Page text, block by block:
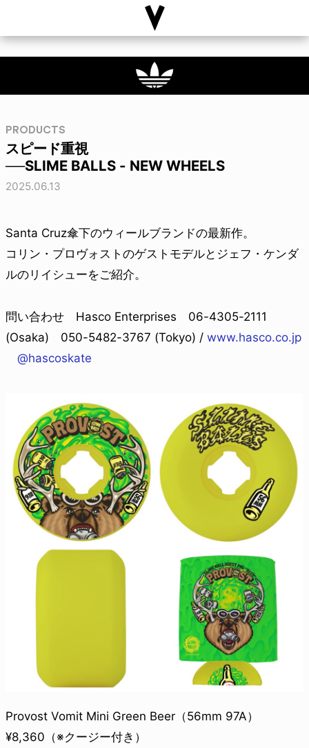
PRODUCTS
スピード重視
──SLIME BALLS - NEW WHEELS
2025.06.13
Santa Cruz傘下のウィールブランドの最新作。
コリン・プロヴォストのゲストモデルとジェフ・ケンダ
ルのリイシューをご紹介。
問い合わせ Hasco Enterprises 06-4305-2111
(Osaka) 050-5482-3767 (Tokyo) / www.hasco.co.jp
@hascoskate
Provost Vomit Mini Green Beer（56mm 97A）
¥8,360（※クージー付き）